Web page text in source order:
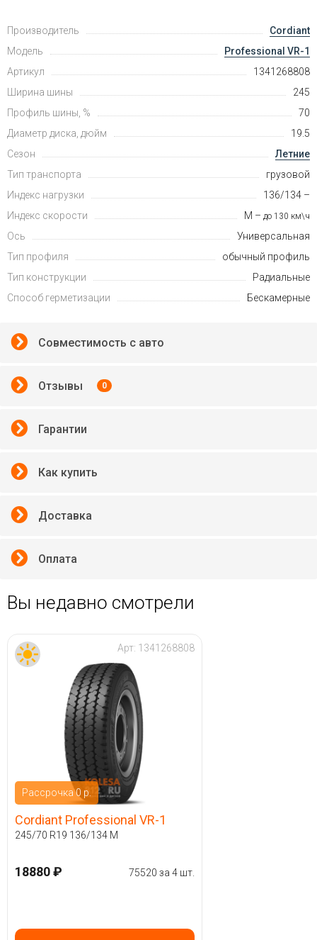
Производитель
Cordiant
Модель
Professional VR-1
Артикул
1341268808
Ширина шины
245
Профиль шины, %
70
Диаметр диска, дюйм
19.5
Сезон
Летние
Тип транспорта
грузовой
Индекс нагрузки
136/134 –
Индекс скорости
M – до 130 км\ч
Ось
Универсальная
Тип профиля
обычный профиль
Тип конструкции
Радиальные
Способ герметизации
Бескамерные
Совместимость с авто
Отзывы 0
Гарантии
Как купить
Доставка
Оплата
Вы недавно смотрели
Рассрочка 0 р.
Арт: 1341268808
Cordiant Professional VR-1
245/70 R19 136/134 M
18880 ₽ 75520 за 4 шт.